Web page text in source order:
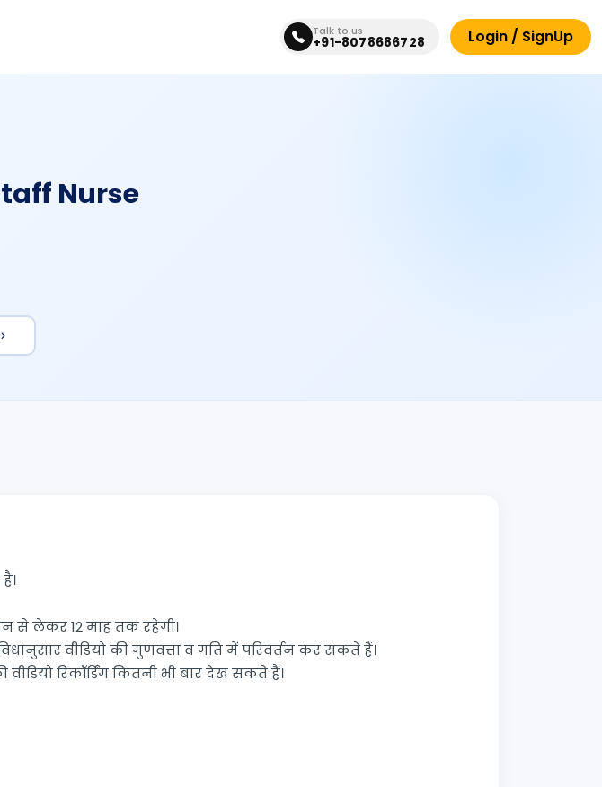
Talk to us
+91-8078686728 Login / SignUp
Nurse
से लेकर 12 माह तक रहेगी।
वीडियो की गुणवत्ता व गति में परिवर्तन कर सकते हैं।
रिकॉर्डिंग कितनी भी बार देख सकते हैं।